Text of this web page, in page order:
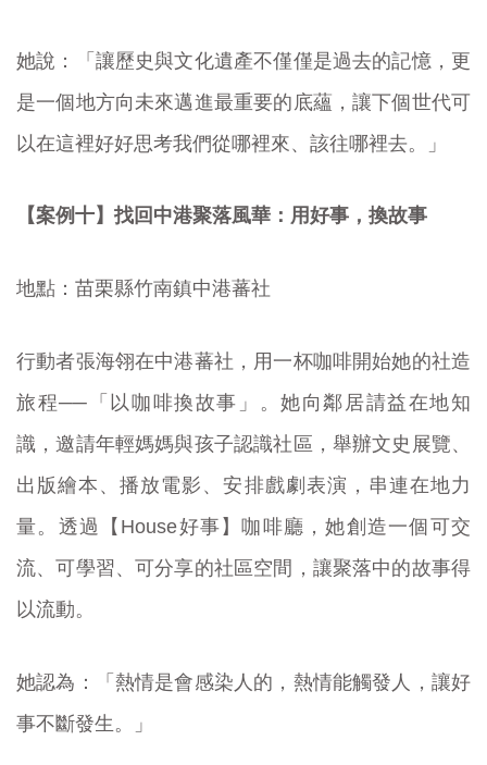
她說：「讓歷史與文化遺產不僅僅是過去的記憶，更
是一個地方向未來邁進最重要的底蘊，讓下個世代可
以在這裡好好思考我們從哪裡來、該往哪裡去。」
【案例十】找回中港聚落風華：用好事，換故事
地點：苗栗縣竹南鎮中港蕃社
行動者張海翎在中港蕃社，用一杯咖啡開始她的社造
旅程──「以咖啡換故事」。她向鄰居請益在地知
識，邀請年輕媽媽與孩子認識社區，舉辦文史展覽、
出版繪本、播放電影、安排戲劇表演，串連在地力
量。透過【House好事】咖啡廳，她創造一個可交
流、可學習、可分享的社區空間，讓聚落中的故事得
以流動。
她認為：「熱情是會感染人的，熱情能觸發人，讓好
事不斷發生。」